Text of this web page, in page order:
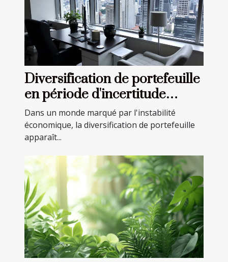
Diversification de portefeuille
en période d'incertitude
économique stratégies
avancées
Dans un monde marqué par l'instabilité
économique, la diversification de portefeuille
apparaît...